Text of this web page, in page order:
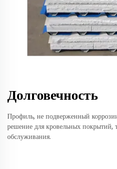
Долговечность
Профиль, не подверженный
решение для кровельных
обслуживания.